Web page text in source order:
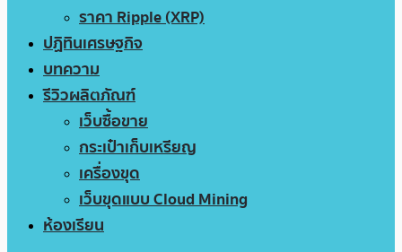
ราคา Ripple (XRP)
ปฏิทินเศรษฐกิจ
บทความ
รีวิวผลิตภัณฑ์
เว็บซื้อขาย
กระเป๋าเก็บเหรียญ
เครื่องขุด
เว็บขุดแบบ Cloud Mining
ห้องเรียน